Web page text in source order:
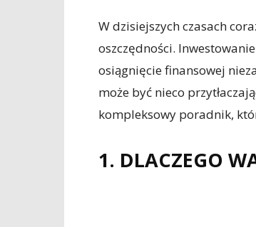
W dzisiejszych czasach
oszczędności.
osiągnięcie finansowej
może być nieco
kompleksowy poradnik,
1. DLACZEGO